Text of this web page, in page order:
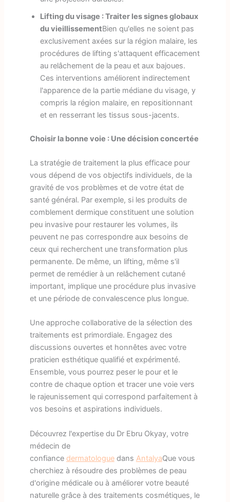
Lifting du visage : Traiter les signes globaux
du vieillissementBien qu'elles ne soient pas
exclusivement axées sur la région malaire, les
procédures de lifting s'attaquent efficacement
au relâchement de la peau et aux bajoues.
Ces interventions améliorent indirectement
l'apparence de la partie médiane du visage, y
compris la région malaire, en repositionnant
et en resserrant les tissus sous-jacents.
Choisir la bonne voie : Une décision concertée
La stratégie de traitement la plus efficace pour
vous dépend de vos objectifs individuels, de la
gravité de vos problèmes et de votre état de
santé général. Par exemple, si les produits de
comblement dermique constituent une solution
peu invasive pour restaurer les volumes, ils
peuvent ne pas correspondre aux besoins de
ceux qui recherchent une transformation plus
permanente. De même, un lifting, même s'il
permet de remédier à un relâchement cutané
important, implique une procédure plus invasive
et une période de convalescence plus longue.
Une approche collaborative de la sélection des
traitements est primordiale. Engagez des
discussions ouvertes et honnêtes avec votre
praticien esthétique qualifié et expérimenté.
Ensemble, vous pourrez peser le pour et le
contre de chaque option et tracer une voie vers
le rajeunissement qui correspond parfaitement à
vos besoins et aspirations individuels.
Découvrez l'expertise du Dr Ebru Okyay, votre
médecin de
confiance dermatologuedans AntalyaQue vous
cherchiez à résoudre des problèmes de peau
d'origine médicale ou à améliorer votre beauté
naturelle grâce à des traitements cosmétiques, le